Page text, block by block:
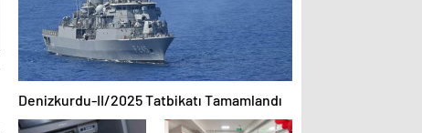
Denizkurdu-II/2025 Tatbikatı Tamamlandı